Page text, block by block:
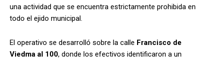
una actividad que se encuentra estrictamente prohibida en
todo el ejido municipal.
El operativo se desarrolló sobre la calle Francisco de
Viedma al 100, donde los efectivos identificaron a un